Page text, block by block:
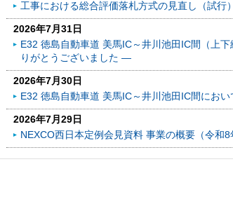
工事における総合評価落札方式の見直し（試行
2026年7月31日
E32 徳島自動車道 美馬IC～井川池田IC間（上
りがとうございました ―
2026年7月30日
E32 徳島自動車道 美馬IC～井川池田IC間にお
2026年7月29日
NEXCO西日本定例会見資料 事業の概要（令和8